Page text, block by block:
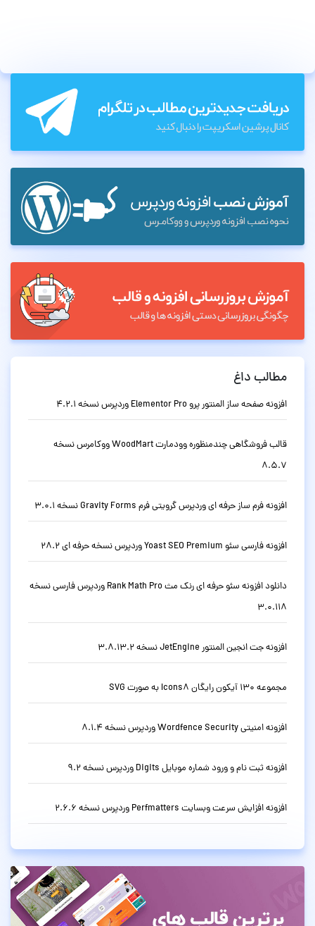
مطالب داغ
افزونه صفحه ساز المنتور پرو Elementor Pro وردپرس نسخه 4.2.1
قالب فروشگاهی چندمنظوره وودمارت WoodMart ووکامرس نسخه
8.5.7
افزونه فرم ساز حرفه ای وردپرس گرویتی فرم Gravity Forms نسخه 3.0.1
افزونه فارسی سئو Yoast SEO Premium وردپرس نسخه حرفه ای 28.2
دانلود افزونه سئو حرفه ای رنک مث Rank Math Pro وردپرس فارسی نسخه
3.0.118
افزونه جت انجین المنتور JetEngine نسخه 3.8.13.2
مجموعه 130 آیکون رایگان Icons8 به صورت SVG
افزونه امنیتی Wordfence Security وردپرس نسخه 8.1.4
افزونه ثبت نام و ورود شماره موبایل Digits وردپرس نسخه 9.2
افزونه افزایش سرعت وبسایت Perfmatters وردپرس نسخه 2.6.6